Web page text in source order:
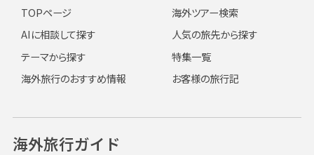
TOPページ
海外ツアー検索
AIに相談して探す
人気の旅先から探す
テーマから探す
特集一覧
海外旅行のおすすめ情報
お客様の旅行記
海外旅行ガイド